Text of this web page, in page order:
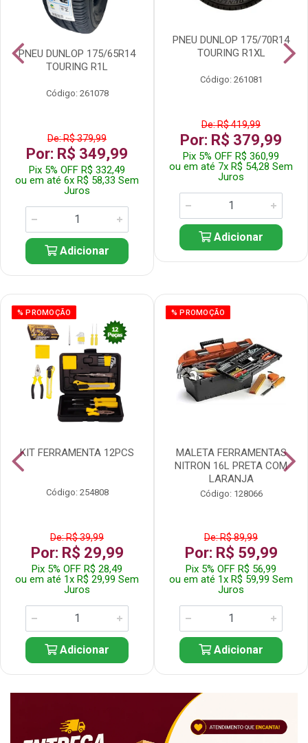
PNEU DUNLOP 175/65R14
TOURING R1L
Código: 261078
De: R$ 379,99
Por: R$ 349,99
Pix 5% OFF R$ 332,49
ou em até 6x R$ 58,33 Sem
Juros
Adicionar
PNEU DUNLOP 175/70R14
TOURING R1XL
Código: 261081
De: R$ 419,99
Por: R$ 379,99
Pix 5% OFF R$ 360,99
ou em até 7x R$ 54,28 Sem
Juros
Adicionar
% PROMOÇÃO
KIT FERRAMENTA 12PCS
Código: 254808
De: R$ 39,99
Por: R$ 29,99
Pix 5% OFF R$ 28,49
ou em até 1x R$ 29,99 Sem
Juros
Adicionar
% PROMOÇÃO
MALETA FERRAMENTAS
NITRON 16L PRETA COM
LARANJA
Código: 128066
De: R$ 89,99
Por: R$ 59,99
Pix 5% OFF R$ 56,99
ou em até 1x R$ 59,99 Sem
Juros
Adicionar